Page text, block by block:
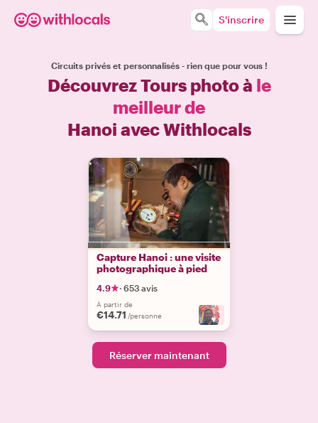
S'inscrire
Circuits privés et personnalisés - rien que pour vous !
Découvrez Tours photo à le
meilleur de
Hanoi avec Withlocals
Capture Hanoi : une visite
photographique à pied
4.9 · 653 avis
À partir de
€14.71 /personne +3
Réserver maintenant